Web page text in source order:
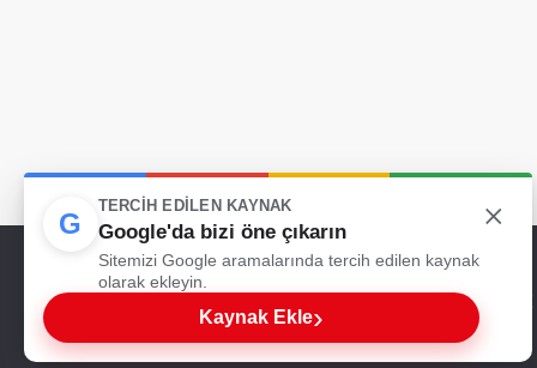
Web sitemizde size en iyi deneyimi sunabilmemiz için çerezleri
kullanıyoruz. Bu siteyi kullanmaya devam ederseniz, bunu kabul
Tamam
G
TERCIH EDILEN KAYNAK
Google'da bizi öne çıkarın
Sitemizi Google aramalarında tercih edilen kaynak
olarak ekleyin.
Kaynak Ekle›
×